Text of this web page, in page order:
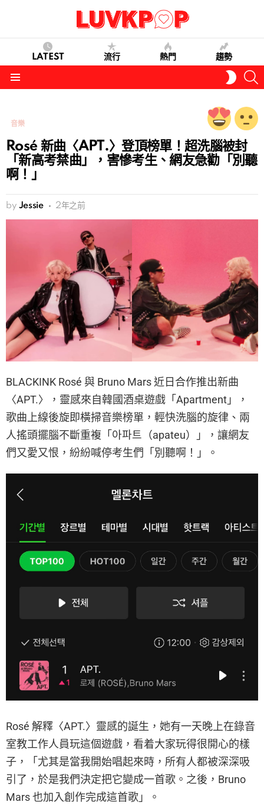
LATEST 流行 熱門 趨勢
SKIN
音樂
Rosé 新曲〈APT.〉登頂榜單！超洗腦被封
「新高考禁曲」，害慘考生、網友急勸「別聽
啊！」
by Jessie 2年之前
BLACKINK Rosé 與 Bruno Mars 近日合作推出新曲
〈APT.〉，靈感來自韓國酒桌遊戲「Apartment」，
歌曲上線後旋即橫掃音樂榜單，輕快洗腦的旋律、兩
人搖頭擺腦不斷重複「아파트（apateu）」，讓網友
們又愛又恨，紛紛喊停考生們「別聽啊！」。
Rosé 解釋〈APT.〉靈感的誕生，她有一天晚上在錄音
室教工作人員玩這個遊戲，看着大家玩得很開心的樣
子，「尤其是當我開始唱起來時，所有人都被深深吸
引了，於是我們決定把它變成一首歌。之後，Bruno
Mars 也加入創作完成這首歌」。